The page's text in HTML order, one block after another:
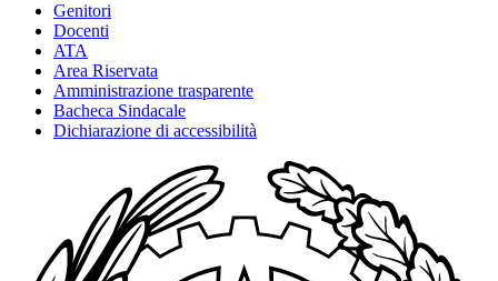
Genitori
Docenti
ATA
Area Riservata
Amministrazione trasparente
Bacheca Sindacale
Dichiarazione di accessibilità